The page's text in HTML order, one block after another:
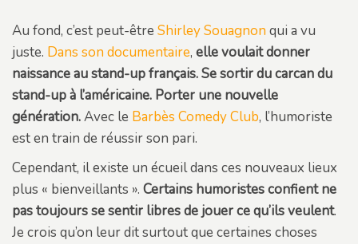
Au fond, c’est peut-être Shirley Souagnon qui a vu
juste. Dans son documentaire, elle voulait donner
naissance au stand-up français. Se sortir du carcan du
stand-up à l’américaine. Porter une nouvelle
génération.Avec le Barbès Comedy Club, l’humoriste
est en train de réussir son pari.
Cependant, il existe un écueil dans ces nouveaux lieux
plus « bienveillants ». Certains humoristes confient ne
pas toujours se sentir libres de jouer ce qu’ils veulent.
Je crois qu’on leur dit surtout que certaines choses